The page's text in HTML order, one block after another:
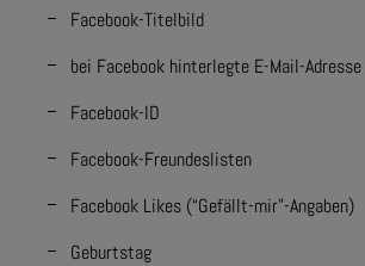
Facebook-Titelbild
bei Facebook hinterlegte E-Mail-Adresse
Facebook-ID
Facebook-Freundeslisten
Facebook Likes (“Gefällt-mir”-Angaben)
Geburtstag